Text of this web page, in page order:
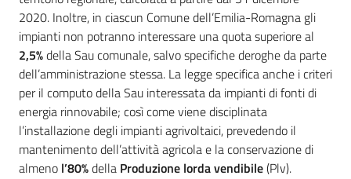
2020. Inoltre, in ciascun Comune dell’Emilia-Romagna gli
impianti non potranno interessare una quota superiore al
2,5%della Sau comunale, salvo specifiche deroghe da parte
dell’amministrazione stessa. La legge specifica anche i criteri
per il computo della Sau interessata da impianti di fonti di
energia rinnovabile; così come viene disciplinata
l’installazione degli impianti agrivoltaici, prevedendo il
mantenimento dell’attività agricola e la conservazione di
almeno l’80%della Produzione lorda vendibile(Plv).